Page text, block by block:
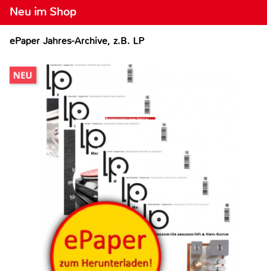
Neu im Shop
ePaper Jahres-Archive, z.B. LP